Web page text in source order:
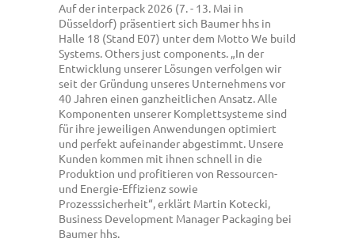
Auf der interpack 2026 (7. - 13. Mai in
Düsseldorf) präsentiert sich Baumer hhs in
Halle 18 (Stand E07) unter dem Motto We build
Systems. Others just components. „In der
Entwicklung unserer Lösungen verfolgen wir
seit der Gründung unseres Unternehmens vor
40 Jahren einen ganzheitlichen Ansatz. Alle
Komponenten unserer Komplettsysteme sind
für ihre jeweiligen Anwendungen optimiert
und perfekt aufeinander abgestimmt. Unsere
Kunden kommen mit ihnen schnell in die
Produktion und profitieren von Ressourcen-
und Energie-Effizienz sowie
Prozesssicherheit“, erklärt Martin Kotecki,
Business Development Manager Packaging bei
Baumer hhs.